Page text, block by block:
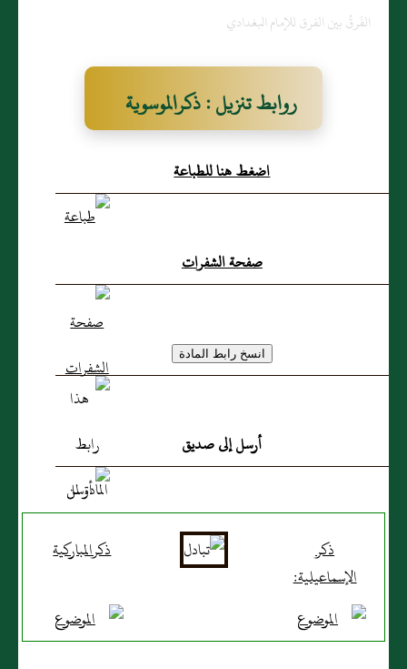
الفَرقُ بين الفرق للإمام البغدادي
روابط تنزيل : ذكرالموسوية
منهم
اضغط هنا للطباعة
صفحة الشفرات
أرسل إلى صديق
ذكر
الإسماعيلية:
ذكرالمباركية